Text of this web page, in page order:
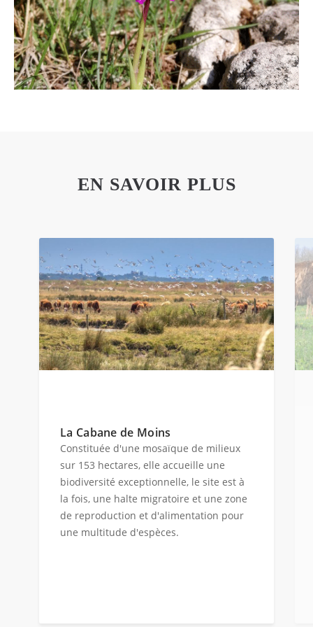
EN SAVOIR PLUS
Utilisez les boutons de navigation pour afficher les
La Cabane de Moins
Constituée d'une mosaïque de milieux
sur 153 hectares, elle accueille une
biodiversité exceptionnelle, le site est à
la fois, une halte migratoire et une zone
de reproduction et d'alimentation pour
une multitude d'espèces.